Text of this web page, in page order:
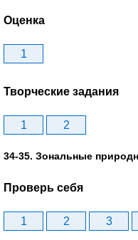
Оценка
1
Творческие задания
1 2
34-35. Зональные
Проверь себя
1 2 3